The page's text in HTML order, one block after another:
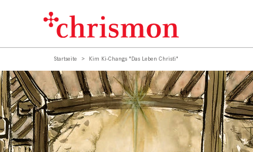
Startseite Kim Ki-Changs "Das Leben Christi"